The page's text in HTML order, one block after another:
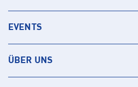
EVENTS
ÜBER UNS